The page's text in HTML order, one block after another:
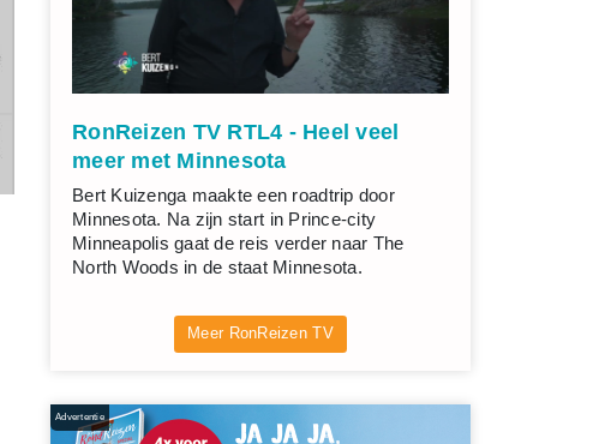
RonReizen TV RTL4 - Heel veel
meer met Minnesota
Bert Kuizenga maakte een roadtrip door
Minnesota. Na zijn start in Prince-city
Minneapolis gaat de reis verder naar The
North Woods in de staat Minnesota.
Meer RonReizen TV
Advertentie